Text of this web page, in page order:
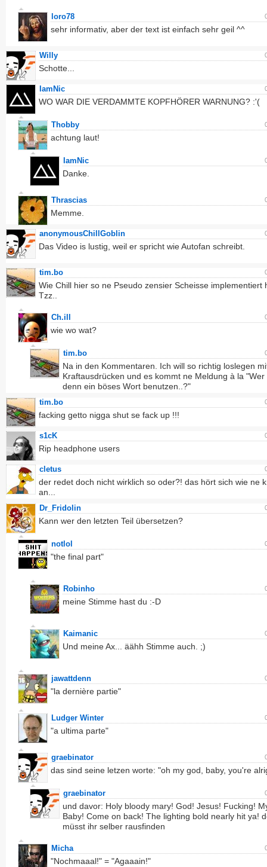
loro78
sehr informativ, aber der text ist einfach sehr geil ^^
Willy
Schotte...
IamNic
WO WAR DIE VERDAMMTE KOPFHÖRER WARNUNG? :'(
Thobby
achtung laut!
IamNic
Danke.
Thrascias
Memme.
anonymousChillGoblin
Das Video is lustig, weil er spricht wie Autofan schreibt.
tim.bo
Wie Chill hier so ne Pseudo zensier Scheisse implementiert
Tzz..
Ch.ill
wie wo wat?
tim.bo
Na in den Kommentaren. Ich will so richtig loslegen
Kraftausdrücken und es kommt ne Meldung à la "Wer
denn ein böses Wort benutzen..?"
tim.bo
facking getto nigga shut se fack up !!!
s1cK
Rip headphone users
cletus
der redet doch nicht wirklich so oder?! das hört sich wie ne
an...
Dr_Fridolin
Kann wer den letzten Teil übersetzen?
notlol
"the final part"
Robinho
meine Stimme hast du :-D
Kaimanic
Und meine Ax... äähh Stimme auch. ;)
jawattdenn
"la dernière partie"
Ludger Winter
"a ultima parte"
graebinator
das sind seine letzen worte: "oh my god, baby, you're
graebinator
und davor: Holy bloody mary! God! Jesus! Fucking!
Baby! Come on back! The lighting bold nearly hit ya!
müsst ihr selber rausfinden
Micha
"Nochmaaal!" = "Agaaain!"